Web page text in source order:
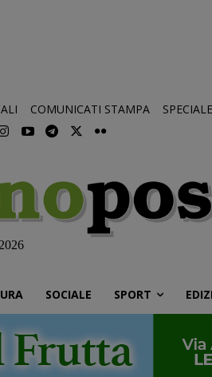
COMUNICATI STAMPA
SOCIALE SPORT